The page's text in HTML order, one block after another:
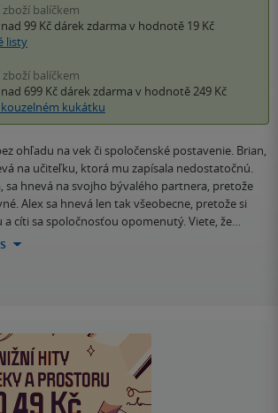
zboží balíčkem
99 Kč dárek zdarma v hodnotě 19 Kč
listy
zboží balíčkem
699 Kč dárek zdarma v hodnotě 249 Kč
kouzelném kukátku
ohľadu na vek či spoločenské postavenie. Brian,
na učiteľku, ktorá mu zapísala nedostatočnú.
sa hnevá na svojho bývalého partnera, pretože
Alex sa hnevá len tak všeobecne, pretože si
a cíti sa spoločnosťou opomenutý. Viete, že…